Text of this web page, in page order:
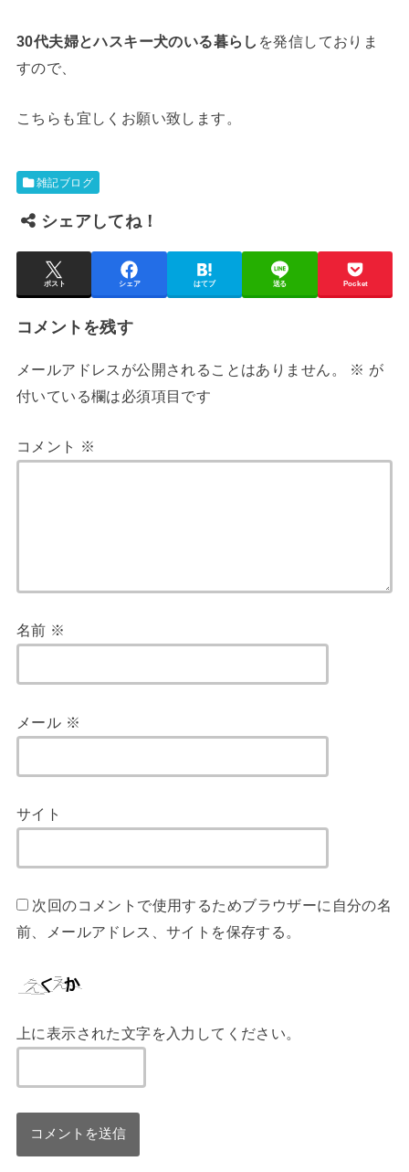
30代夫婦とハスキー犬のいる暮らし を発信しておりま
すので、
こちらも宜しくお願い致します。
雑記ブログ
シェアしてね！
ポスト シェア はてブ 送る Pocket
コメントを残す
メールアドレスが公開されることはありません。 ※ が
付いている欄は必須項目です
コメント ※
名前 ※
メール ※
サイト
次回のコメントで使用するためブラウザーに自分の名
前、メールアドレス、サイトを保存する。
上に表示された文字を入力してください。